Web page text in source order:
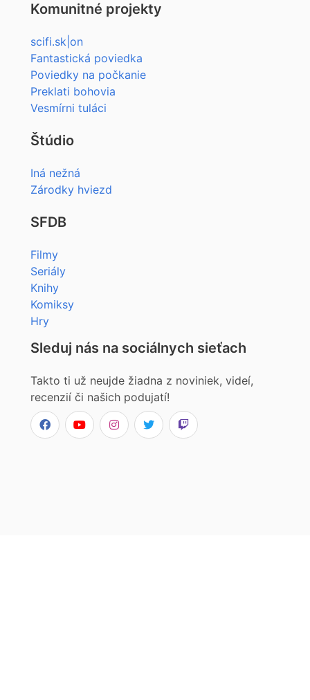
Komunitné projekty
scifi.sk|on
Fantastická poviedka
Poviedky na počkanie
Preklati bohovia
Vesmírni tuláci
Štúdio
Iná nežná
Zárodky hviezd
SFDB
Filmy
Seriály
Knihy
Komiksy
Hry
Sleduj nás na sociálnych sieťach
Takto ti už neujde žiadna z noviniek, videí,
recenzií či našich podujatí!